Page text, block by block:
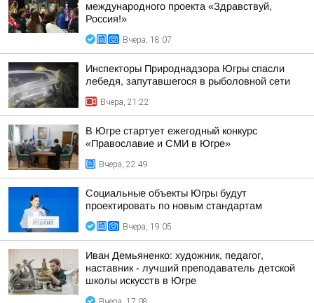
международного проекта «Здравствуй,
Россия!»
Вчера, 18:07
Инспекторы Природнадзора Югры спасли
лебедя, запутавшегося в рыболовной сети
Вчера, 21:22
В Югре стартует ежегодный конкурс
«Православие и СМИ в Югре»
Вчера, 22:49
Социальные объекты Югры будут
проектировать по новым стандартам
Вчера, 19:05
Иван Демьяненко: художник, педагог,
наставник - лучший преподаватель детской
школы искусств в Югре